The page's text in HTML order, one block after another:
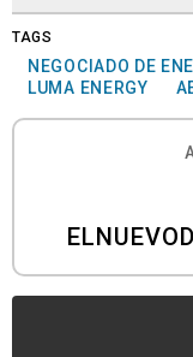
TAGS
NEGOCIADO DE
LUMA ENERGY